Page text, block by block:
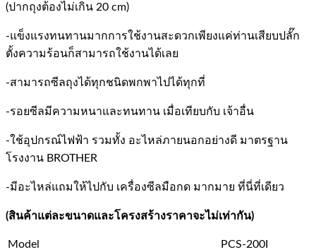
(ปากถุงต้องไม่เกิน 20 cm)
-แข็งแรงทนทานมากการใช้งานสะดวกเพียงแค่ท่านเสียบปลั๊ก
ตั้งความร้อนก็สามารถใช้งานได้เลย
-สามารถซีลถุงได้ทุกชนิดพกพาไปได้ทุกที่
-รอยซีลมีความหนาและทนทาน เมื่อเทียบกับ เจ้าอื่น
-ใช้อุปกรณ์ไฟฟ้า รวมทั้ง อะไหล่ภายนอกอย่างดี มาตรฐาน
โรงงาน BROTHER
-มีอะไหล่แถมให้ไปกับ เครื่องซีลมือกด มากมาย ที่นี่ที่เดียว
(สินค้าแต่ละขนาดและโครงสร้างราคาจะไม่เท่ากัน)
Model
PCS-200I